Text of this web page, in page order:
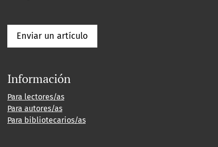
Enviar un artículo
Información
Para lectores/as
Para autores/as
Para bibliotecarios/as